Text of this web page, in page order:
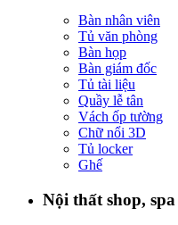
Bàn nhân viên
Tủ văn phòng
Bàn họp
Bàn giám đốc
Tủ tài liệu
Quầy lễ tân
Vách ốp tường
Chữ nổi 3D
Tủ locker
Ghế
Nội thất shop, spa